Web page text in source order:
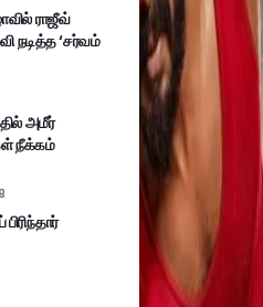
ராஜீவ்
நடித்த ‘சர்வம்
அமீர்
நீக்கம்